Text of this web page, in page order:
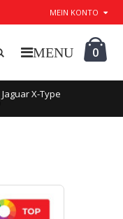
MEIN KONTO
0
Jaguar X-Type